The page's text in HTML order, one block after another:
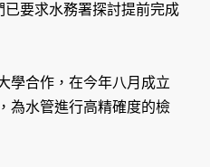
要求水務署探討提前完成
合作，在今年八月成立
為水管進行高精確度的檢